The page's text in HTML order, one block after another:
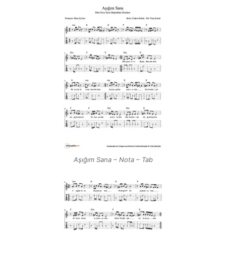
Aşığım Sana – Nota – Tab